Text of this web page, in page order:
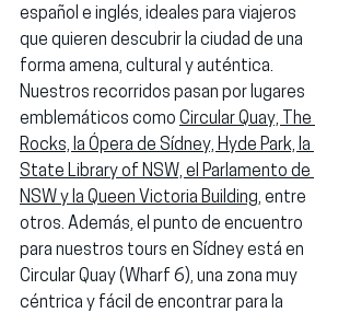
español e inglés, ideales para viajeros
que quieren descubrir la ciudad de una
forma amena, cultural y auténtica.
Nuestros recorridos pasan por lugares
emblemáticos como Circular Quay, The
Rocks, la Ópera de Sídney, Hyde Park, la
State Library of NSW, el Parlamento de
NSW y la Queen Victoria Building, entre
otros. Además, el punto de encuentro
para nuestros tours en Sídney está en
Circular Quay (Wharf 6), una zona muy
céntrica y fácil de encontrar para la